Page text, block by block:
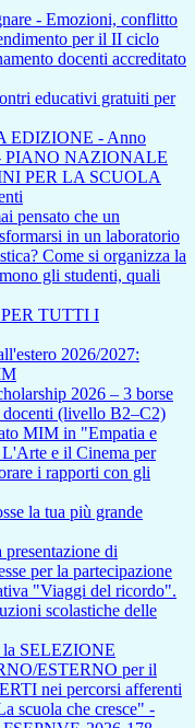
- Emozioni, conflitto
per il II ciclo
docenti accreditato
educativi gratuiti per
EDIZIONE - Anno
PIANO NAZIONALE
PER LA SCUOLA
pensato che un
in un laboratorio
Come si organizza la
gli studenti, quali
TUTTI I
2026/2027:
2026 – 3 borse
(livello B2–C2)
MIM in "Empatia e
e il Cinema per
i rapporti con gli
la tua più grande
di
per la partecipazione
"Viaggi del ricordo".
scolastiche delle
SELEZIONE
ESTERNO per il
nei percorsi afferenti
scuola che cresce" -